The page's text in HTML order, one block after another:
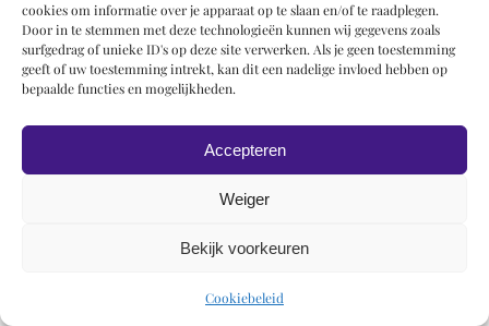
cookies om informatie over je apparaat op te slaan en/of te raadplegen.
Door in te stemmen met deze technologieën kunnen wij gegevens zoals
surfgedrag of unieke ID's op deze site verwerken. Als je geen toestemming
geeft of uw toestemming intrekt, kan dit een nadelige invloed hebben op
bepaalde functies en mogelijkheden.
Accepteren
Weiger
Bekijk voorkeuren
Cookiebeleid